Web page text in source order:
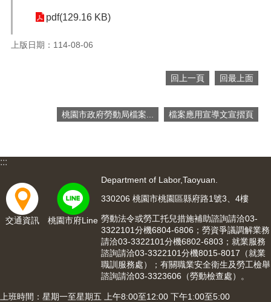
便
檔
案
應
用
pdf(129.16 KB)
上版日期：114-08-06
回上一頁 回最上面
桃園市政府勞動局檔案... 檔案應用宣導文宣摺頁
:::
交通資訊 桃園市府Line
Department of Labor,Taoyuan.
330206 桃園市桃園區縣府路1號3、4樓
勞動法令或勞工托兒措施補助諮詢請洽03-
3322101分機6804-6806；勞資爭議調解業務
請洽03-3322101分機6802-6803；就業服務
諮詢請洽03-3322101分機8015-8017（就業
職訓服務處）；有關職業安全衛生及勞工檢舉
諮詢請洽03-3323606（勞動檢查處）。
上班時間：星期一至星期五 上午8:00至12:00 下午1:00至5:00